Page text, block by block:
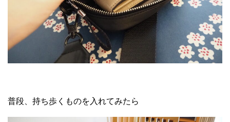
普段、持ち歩くものを入れてみたら